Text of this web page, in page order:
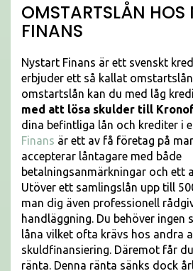
OMSTARTSLÅN HOS
FINANS
Nystart Finans är ett svenskt
erbjuder ett så kallat
omstartslån kan du med låg
med att lösa skulder till
dina befintliga lån och krediter i
Finans är ett av få företag på
accepterar låntagare med både
betalningsanmärkningar och ett
Utöver ett samlingslån upp till
man dig även professionell
handläggning. Du behöver ingen
låna vilket ofta krävs hos andra
skuldfinansiering. Däremot får
ränta. Denna ränta sänks dock